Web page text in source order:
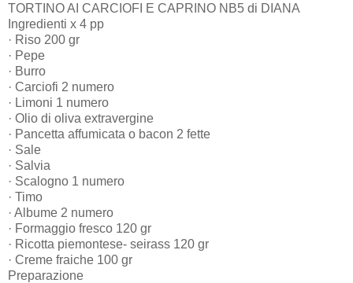
TORTINO AI CARCIOFI E CAPRINO NB5 di DIANA
Ingredienti x 4 pp
· Riso 200 gr
· Pepe
· Burro
· Carciofi 2 numero
· Limoni 1 numero
· Olio di oliva extravergine
· Pancetta affumicata o bacon 2 fette
· Sale
· Salvia
· Scalogno 1 numero
· Timo
· Albume 2 numero
· Formaggio fresco 120 gr
· Ricotta piemontese- seirass 120 gr
· Creme fraiche 100 gr
Preparazione